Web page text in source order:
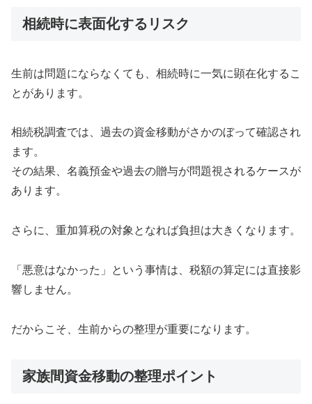
相続時に表面化するリスク
生前は問題にならなくても、相続時に一気に顕在化するこ
とがあります。
相続税調査では、過去の資金移動がさかのぼって確認され
ます。
その結果、名義預金や過去の贈与が問題視されるケースが
あります。
さらに、重加算税の対象となれば負担は大きくなります。
「悪意はなかった」という事情は、税額の算定には直接影
響しません。
だからこそ、生前からの整理が重要になります。
家族間資金移動の整理ポイント